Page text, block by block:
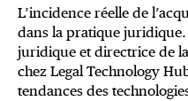
L’incidence réelle de
dans la pratique
juridique et directrice de
chez Legal Technology
tendances des